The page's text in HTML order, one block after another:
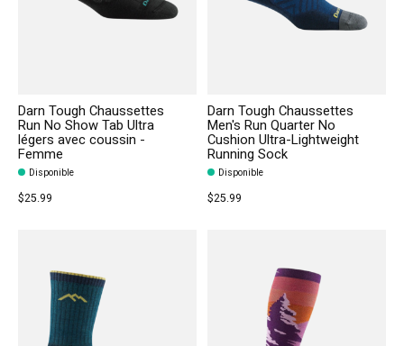
Darn Tough Chaussettes
Run No Show Tab Ultra
légers avec coussin -
Femme
Disponible
$25.99
Darn Tough Chaussettes
Men's Run Quarter No
Cushion Ultra-Lightweight
Running Sock
Disponible
$25.99